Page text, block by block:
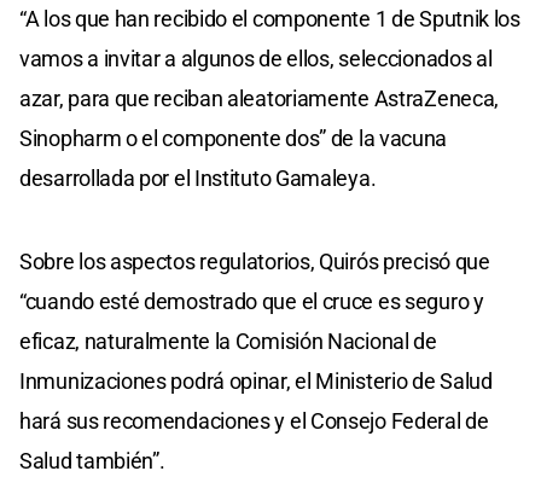
“A los que han recibido el componente 1 de Sputnik los
vamos a invitar a algunos de ellos, seleccionados al
azar, para que reciban aleatoriamente AstraZeneca,
Sinopharm o el componente dos” de la vacuna
desarrollada por el Instituto Gamaleya.
Sobre los aspectos regulatorios, Quirós precisó que
“cuando esté demostrado que el cruce es seguro y
eficaz, naturalmente la Comisión Nacional de
Inmunizaciones podrá opinar, el Ministerio de Salud
hará sus recomendaciones y el Consejo Federal de
Salud también”.